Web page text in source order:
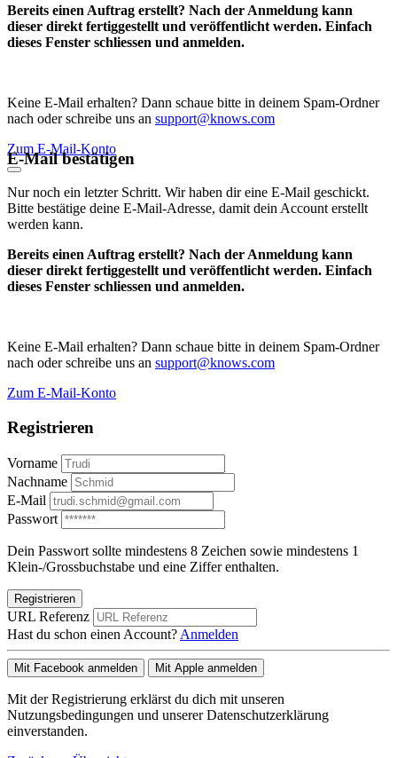
Bereits einen Auftrag erstellt? Nach der Anmeldung kann
dieser direkt fertiggestellt und veröffentlicht werden. Einfach
dieses Fenster schliessen und anmelden.
Keine E-Mail erhalten? Dann schaue bitte in deinem Spam-Ordner
nach oder schreibe uns an support@knows.com
Zum E-Mail-Konto
E-Mail bestätigen
Nur noch ein letzter Schritt. Wir haben dir eine E-Mail geschickt.
Bitte bestätige deine E-Mail-Adresse, damit dein Account erstellt
werden kann.
Bereits einen Auftrag erstellt? Nach der Anmeldung kann
dieser direkt fertiggestellt und veröffentlicht werden. Einfach
dieses Fenster schliessen und anmelden.
Keine E-Mail erhalten? Dann schaue bitte in deinem Spam-Ordner
nach oder schreibe uns an support@knows.com
Zum E-Mail-Konto
Registrieren
Vorname
Nachname
E-Mail
Passwort
Dein Passwort sollte mindestens 8 Zeichen sowie mindestens 1
Klein-/Grossbuchstabe und eine Ziffer enthalten.
Registrieren
URL Referenz
Hast du schon einen Account? Anmelden
Mit Facebook anmelden Mit Apple anmelden
Mit der Registrierung erklärst du dich mit unseren
Nutzungsbedingungen und unserer Datenschutzerklärung
einverstanden.